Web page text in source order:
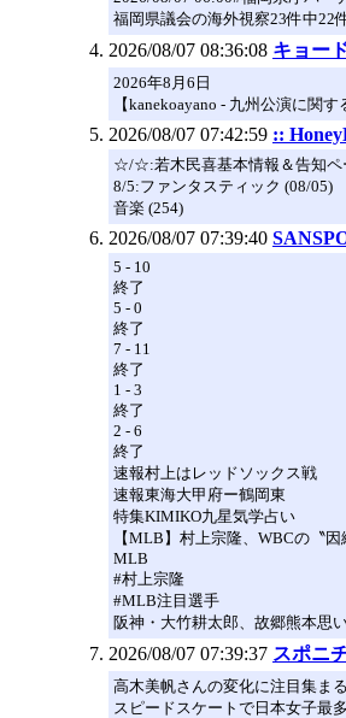
福岡県議会の海外視察23件中
2026/08/07 08:36:08 キョー
2026年8月6日
【kanekoayano - 九州公演に関す
2026/08/07 07:42:59 ::
☆/☆:若木民喜基本情報＆告知ペ
8/5:ファンタスティック (08/05)
音楽 (254)
2026/08/07 07:39:40
5 - 10
終了
5 - 0
終了
7 - 11
終了
1 - 3
終了
2 - 6
終了
速報村上はレッドソックス戦
速報東海大甲府ー鶴岡東
特集KIMIKO九星気学占い
【MLB】村上宗隆、WBCの〝
MLB
#村上宗隆
#MLB注目選手
阪神・大竹耕太郎、故郷熊本思
2026/08/07 07:39:37 スポニ
高木美帆さんの変化に注目集ま
スピードスケートで日本女子最